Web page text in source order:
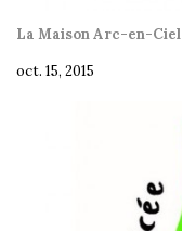
La Maison Arc-en-Ciel
oct. 15, 2015